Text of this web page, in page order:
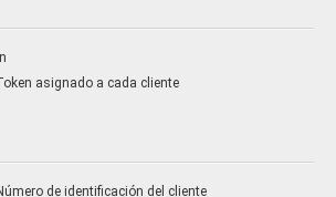
asignado a cada cliente
de identificación del cliente